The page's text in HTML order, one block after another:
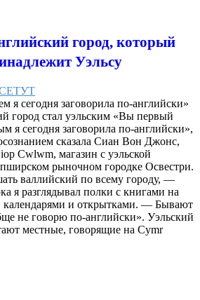
город, который
Уэльсу
я сегодня заговорила по-английски»
город стал уэльским «Вы первый
я сегодня заговорила по-английски»,
сказала Сиан Вон Джонс,
Cwlwm, магазин с уэльской
рыночном городке Освестри.
валлийский по всему городу, —
я разглядывал полки с книгами на
календарями и открытками. — Бывают
не говорю по-английски». Уэльский
местные, говорящие на Cymr